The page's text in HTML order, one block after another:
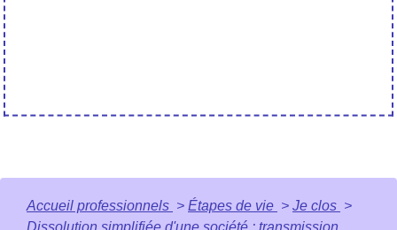
Accueil professionnels > Étapes de vie > Je clos >
Dissolution simplifiée d'une société : transmission